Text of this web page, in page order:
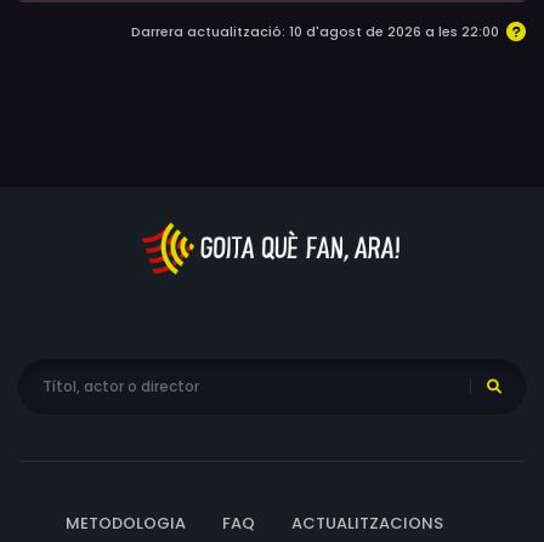
Darrera actualització: 10 d'agost de 2026 a les 22:00
METODOLOGIA FAQ ACTUALITZACIONS